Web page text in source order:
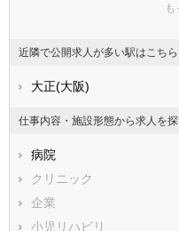
山
福岡県
佐賀
熊本県
大阪市東成区
大阪市旭区
大阪市淀川区
大阪市住之江区
大阪市北区
も
近隣で公開求人が多い駅はこちら
大正(大阪)
仕事内容・施設形態から求人を
病院
クリニック
企業
小児リハビリ